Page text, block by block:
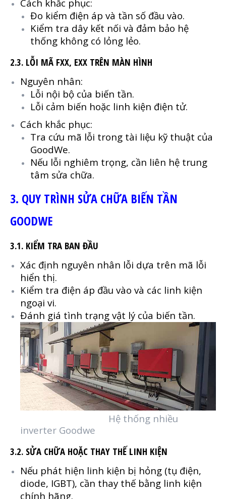
Cách khắc phục:
Đo kiểm điện áp và tần số đầu vào.
Kiểm tra dây kết nối và đảm bảo hệ
thống không có lỏng lẻo.
2.3. LỖI MÃ FXX, EXX TRÊN MÀN HÌNH
Nguyên nhân:
Lỗi nội bộ của biến tần.
Lỗi cảm biến hoặc linh kiện điện tử.
Cách khắc phục:
Tra cứu mã lỗi trong tài liệu kỹ thuật của
GoodWe.
Nếu lỗi nghiêm trọng, cần liên hệ trung
tâm sửa chữa.
3. QUY TRÌNH SỬA CHỮA BIẾN TẦN
GOODWE
3.1. KIỂM TRA BAN ĐẦU
Xác định nguyên nhân lỗi dựa trên mã lỗi
hiển thị.
Kiểm tra điện áp đầu vào và các linh kiện
ngoại vi.
Đánh giá tình trạng vật lý của biến tần.
Hệ thống nhiều
inverter Goodwe
3.2. SỬA CHỮA HOẶC THAY THẾ LINH KIỆN
Nếu phát hiện linh kiện bị hỏng (tụ điện,
diode, IGBT), cần thay thế bằng linh kiện
chính hãng.